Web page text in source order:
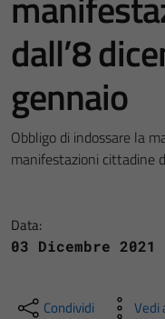
dall’8
gennaio
Obbligo di indossare la
manifestazioni cittadine
Data:
03 Dicembre 2021
Condividi Vedi